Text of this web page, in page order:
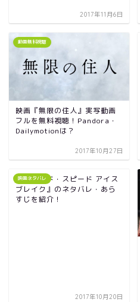
2017年11月6日
動画無料視聴
映画『無限の住人』実写動画
フルを無料視聴！Pandora・
Dailymotionは？
2017年10月27日
映画ネタバレ
『ワイルド・スピード アイス
ブレイク』のネタバレ・あら
すじを紹介！
2017年10月20日